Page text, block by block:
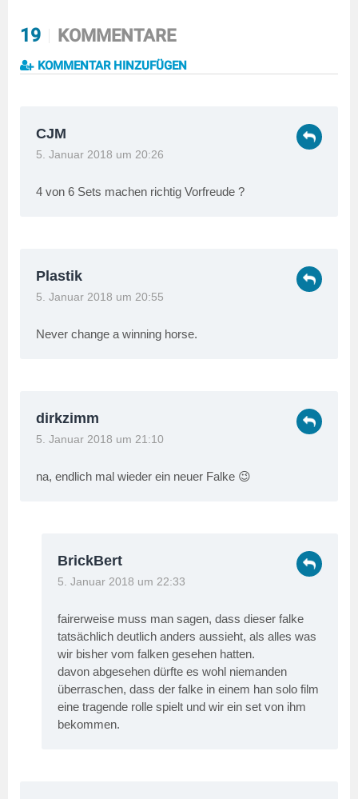
19 KOMMENTARE
KOMMENTAR HINZUFÜGEN
CJM
5. Januar 2018 um 20:26
4 von 6 Sets machen richtig Vorfreude ?
Plastik
5. Januar 2018 um 20:55
Never change a winning horse.
dirkzimm
5. Januar 2018 um 21:10
na, endlich mal wieder ein neuer Falke 😉
BrickBert
5. Januar 2018 um 22:33
fairerweise muss man sagen, dass dieser falke
tatsächlich deutlich anders aussieht, als alles was
wir bisher vom falken gesehen hatten.
davon abgesehen dürfte es wohl niemanden
überraschen, dass der falke in einem han solo film
eine tragende rolle spielt und wir ein set von ihm
bekommen.